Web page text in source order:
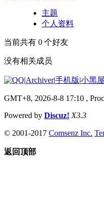
主题
个人资料
当前共有 0 个好友
没有相关成员
|Archiver|手机版|小黑屋
GMT+8, 2026-8-8 17:10 ,
Powered by Discuz! X3.3
© 2001-2017 Comsenz Inc.
返回顶部